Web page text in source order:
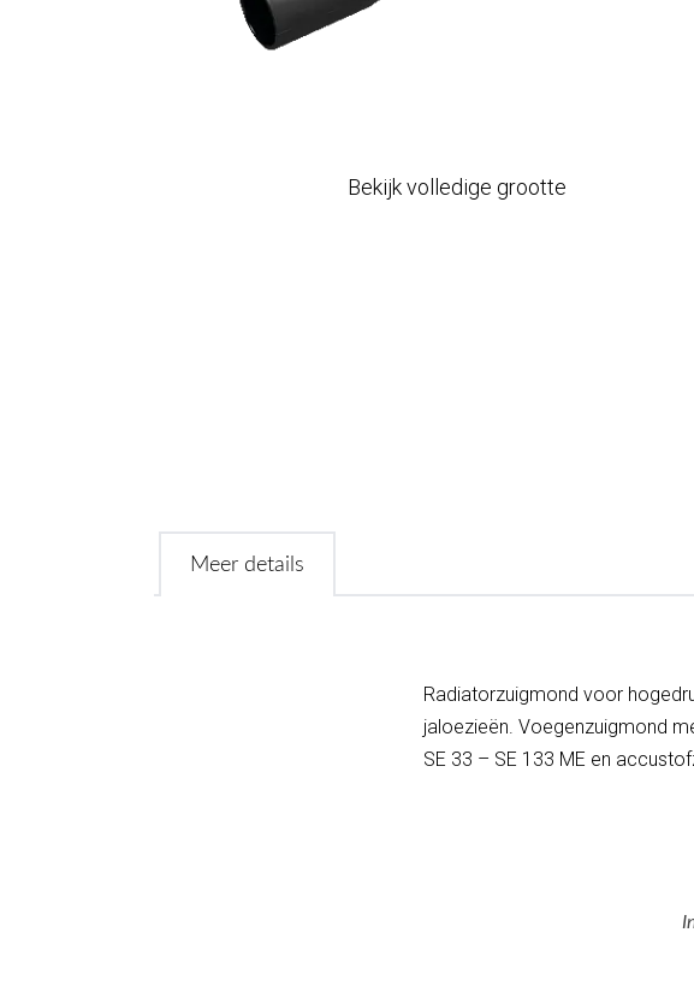
Bekijk volledige grootte
Meer details
Radiatorzuigmond voor
jaloezieën. Voegenzuigmond
SE 33 – SE 133 ME en